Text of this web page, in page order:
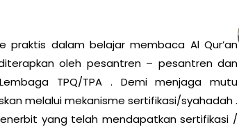
praktis dalam belajar membaca Al Qur’an
oleh pesantren – pesantren dan
TPQ/TPA . Demi menjaga mutu
melalui mekanisme sertifikasi/syahadah .
yang telah mendapatkan sertifikasi /